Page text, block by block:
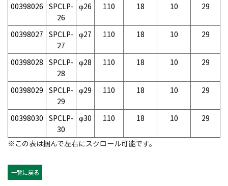
00398026 SPCLP-
26
φ26 110 18 10 29
00398027 SPCLP-
27
φ27 110 18 10 29
00398028 SPCLP-
28
φ28 110 18 10 29
00398029 SPCLP-
29
φ29 110 18 10 29
00398030 SPCLP-
30
φ30 110 18 10 29
※この表は掴んで左右にスクロール可能です。
一覧に戻る